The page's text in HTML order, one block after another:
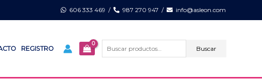
606 333 469 / 987 270 947 / info@asleon.com
REGISTRO
por:
Buscar